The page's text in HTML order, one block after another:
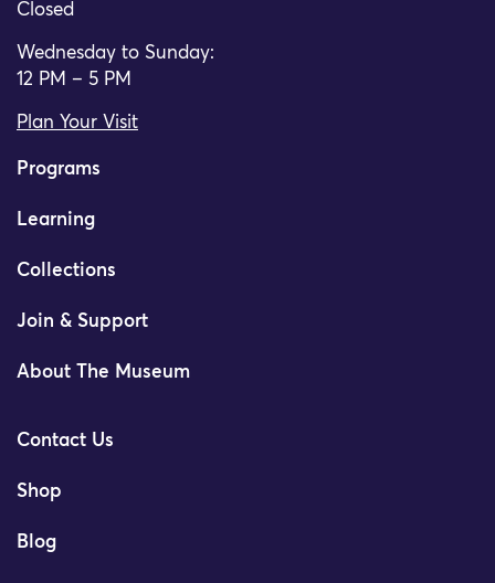
Closed
Wednesday to Sunday:
12 PM – 5 PM
Plan Your Visit
Programs
Learning
Collections
Join & Support
About The Museum
Contact Us
Shop
Blog